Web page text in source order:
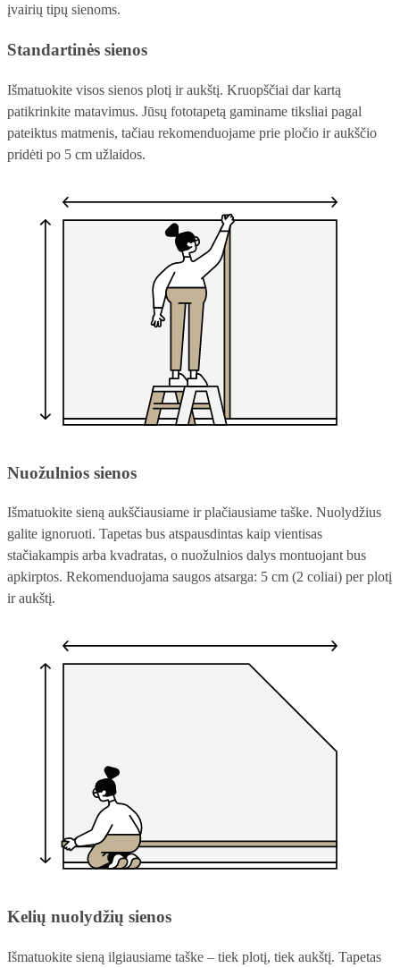
įvairių tipų sienoms.
Standartinės sienos
Išmatuokite visos sienos plotį ir aukštį. Kruopščiai dar kartą
patikrinkite matavimus. Jūsų fototapetą gaminame tiksliai pagal
pateiktus matmenis, tačiau rekomenduojame prie pločio ir aukščio
pridėti po 5 cm užlaidos.
Nuožulnios sienos
Išmatuokite sieną aukščiausiame ir plačiausiame taške. Nuolydžius
galite ignoruoti. Tapetas bus atspausdintas kaip vientisas
stačiakampis arba kvadratas, o nuožulnios dalys montuojant bus
apkirptos. Rekomenduojama saugos atsarga: 5 cm (2 coliai) per plotį
ir aukštį.
Kelių nuolydžių sienos
Išmatuokite sieną ilgiausiame taške – tiek plotį, tiek aukštį. Tapetas